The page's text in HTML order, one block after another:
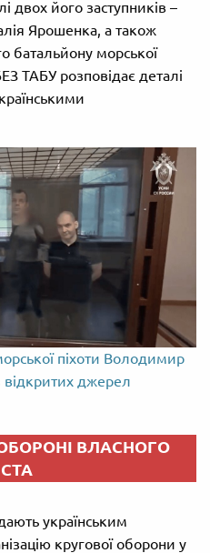
двох його заступників –
Ярошенка, а також
батальйону морської
ТАБУ розповідає деталі
піхоти Володимир
джерел
ВЛАСНОГО
українським
кругової оборони у